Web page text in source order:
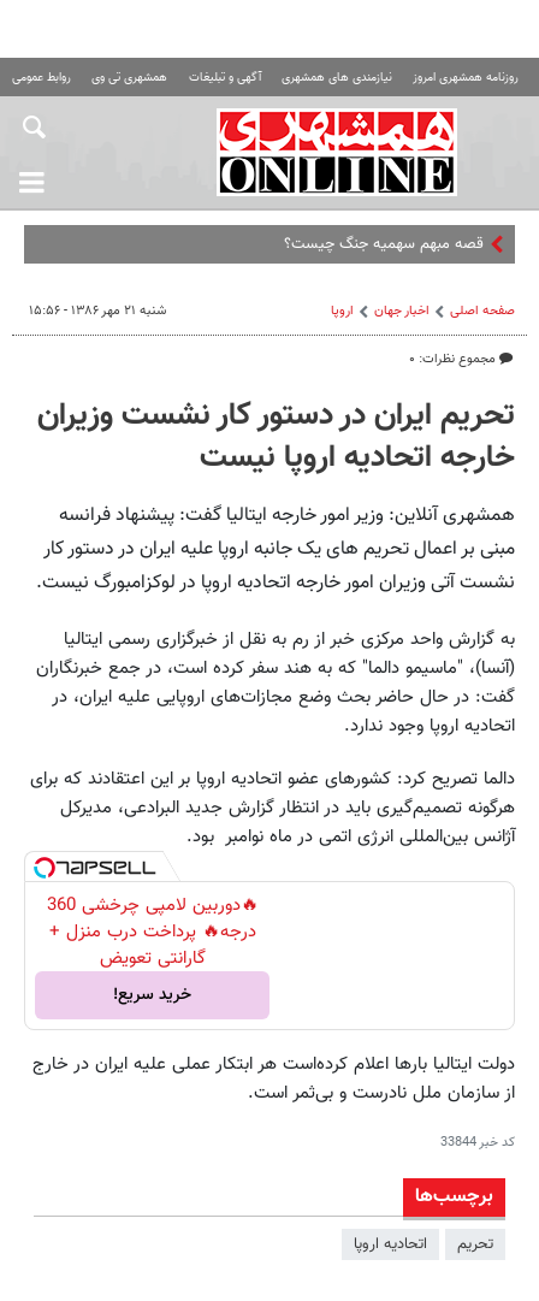
روزنامه همشهری امروز نیازمندی های همشهری آگهی و تبلیغات همشهری تی وی روابط عمومی
قصه مبهم سهمیه جنگ چیست؟
صفحه اصلی اخبار جهان اروپا
مجموع نظرات: ۰
شنبه ۲۱ مهر ۱۳۸۶ - ۱۵:۵۶
تحریم‌ ایران‌ در دستور کار نشست‌ وزیران‌
خارجه‌ اتحادیه اروپا نیست
همشهری آنلاین: وزیر امور خارجه‌ ایتالیا گفت‌: پیشنهاد فرانسه‌
مبنی‌ بر اعمال‌ تحریم‌ های‌ یک‌ جانبه‌ اروپا علیه‌ ایران‌ در دستور کار
نشست‌ آتی‌ وزیران‌ امور خارجه‌ اتحادیه‌ اروپا‌ در لوکزامبورگ‌ نیست‌.
‌به‌ گزارش‌ واحد مرکزی‌ خبر از رم‌ به‌ نقل‌ از خبرگزاری‌ رسمی‌ ایتالیا
(آنسا)، "ماسیمو دالما" که‌ به‌ هند سفر کرده‌ است‌، در جمع خبرنگاران‌
گفت‌: در حال‌ حاضر بحث‌ وضع مجازات‌‌های‌ اروپایی‌ علیه ایران‌، در
اتحادیه‌ اروپا‌ وجود ندارد‌.
دالما تصریح‌ کرد: کشورهای‌ عضو اتحادیه‌ اروپا‌ بر این‌ اعتقادند که‌ برای‌
هرگونه‌ تصمیم‌‌گیری‌ باید در انتظار گزارش‌ جدید البرادعی‌، مدیرکل‌
آژانس‌ بین‌‌المللی‌ انرژی‌ اتمی‌ در ماه‌ نوامبر ‌ بود.
🔥دوربین لامپی چرخشی 360
درجه🔥 پرداخت درب منزل +
گارانتی تعویض
خرید سریع!
‌دولت‌ ایتالیا بارها اعلا‌م‌ کرده‌‌است‌ هر ابتکار عملی‌ علیه‌ ایران‌ در خارج‌
از سازمان‌ ملل‌ نادرست‌ و بی‌‌ثمر است.
کد خبر33844
برچسب‌ها
تحریم اتحادیه اروپا